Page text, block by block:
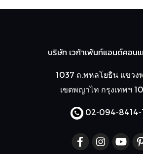
บริษัท เวก้าเพ้นท์แอนด์คอน
1037 ถ.พหลโยธิน แขวง
เขตพญาไท กรุงเทพฯ
02-094-8414-